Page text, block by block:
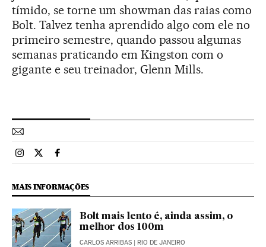
tímido, se torne um showman das raias como
Bolt. Talvez tenha aprendido algo com ele no
primeiro semestre, quando passou algumas
semanas praticando em Kingston com o
gigante e seu treinador, Glenn Mills.
Esportes El País Brasil en Instagram
Esportes El País Brasil en Twitter
Esportes El País Brasil en Facebook
MAIS INFORMAÇÕES
Bolt mais lento é, ainda assim, o
melhor dos 100m
CARLOS ARRIBAS | RIO DE JANEIRO